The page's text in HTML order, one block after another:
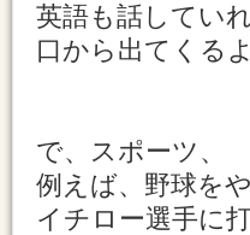
英語も話していれ
口から出てくる
で、スポーツ、
例えば、野球を
イチロー選手に